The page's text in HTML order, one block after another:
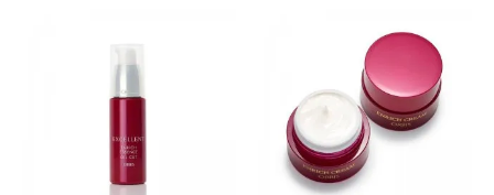
面が発する“ブルーライト”を浴び続
けると、乾燥やキメの乱れが引き起
こされ、肌のバリア機能が低下して
われてしまう原因にもなります。そ
こでオルビスはデジタルダメージの
ハリバリアエンハンサーが、肌の内
側(*2)からバリア機能にアプローチ
して、うるおいをキープ。さらに紫
外線・近赤外線・大気汚染(*3)をカ
ットする成分を配合しており、外的
刺激から肌を守ります。肌の内側
(*2)と外側、両方からのWアプロー